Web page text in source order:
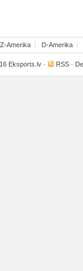
Z-Amerika D-Amerika
Eksports.lv · RSS ·